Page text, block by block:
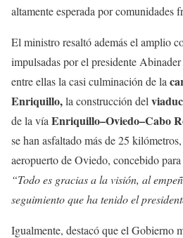
altamente esperada por comunidades
El ministro resaltó además el amplio
impulsadas por el presidente
entre ellas la casi culminación de la
Enriquillo,la construcción del
de la vía Enriquillo–Oviedo–Cabo
se han asfaltado más de 25
aeropuerto de Oviedo, concebido
“Todo es gracias a la visión, al
seguimiento que ha tenido el
Igualmente, destacó que el Gobierno